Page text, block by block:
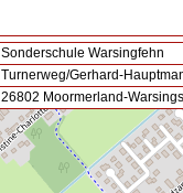
Sonderschule Warsingfehn
Turnerweg/Gerhard-
26802 Moormerland-